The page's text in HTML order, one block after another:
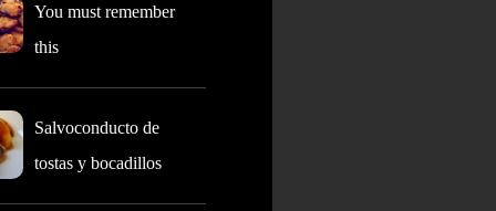
You must remember
this
Salvoconducto de
tostas y bocadillos